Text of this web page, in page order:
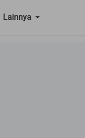
Lainnya